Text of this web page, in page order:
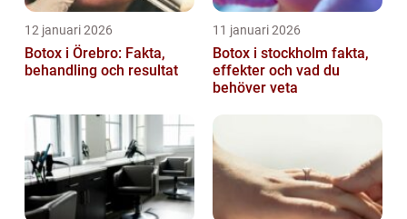
12 januari 2026
Botox i Örebro: Fakta,
behandling och resultat
11 januari 2026
Botox i stockholm fakta,
effekter och vad du
behöver veta